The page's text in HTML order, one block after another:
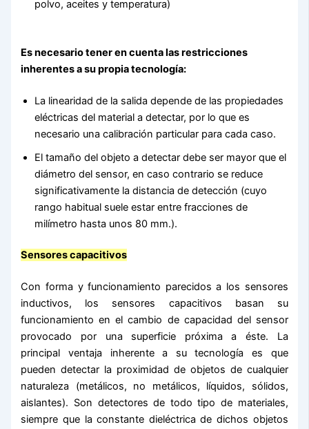
polvo, aceites y temperatura)
Es necesario tener en cuenta las restricciones
inherentes a su propia tecnología:
La linearidad de la salida depende de las propiedades
eléctricas del material a detectar, por lo que es
necesario una calibración particular para cada caso.
El tamaño del objeto a detectar debe ser mayor que el
diámetro del sensor, en caso contrario se reduce
significativamente la distancia de detección (cuyo
rango habitual suele estar entre fracciones de
milímetro hasta unos 80 mm.).
Sensores capacitivos
Con forma y funcionamiento parecidos a los sensores
inductivos, los sensores capacitivos basan su
funcionamiento en el cambio de capacidad del sensor
provocado por una superficie próxima a éste. La
principal ventaja inherente a su tecnología es que
pueden detectar la proximidad de objetos de cualquier
naturaleza (metálicos, no metálicos, líquidos, sólidos,
aislantes). Son detectores de todo tipo de materiales,
siempre que la constante dieléctrica de dichos objetos